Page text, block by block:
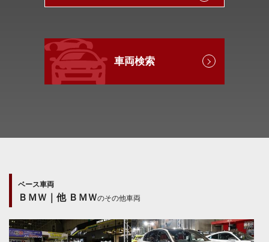
車両検索
ベース車両
ＢＭＷ｜他 ＢＭＷのその他車両